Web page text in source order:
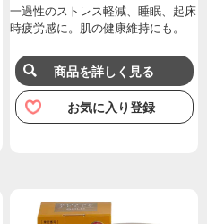
一過性のストレス軽減、睡眠、起床
時疲労感に。肌の健康維持にも。
商品を詳しく見る
お気に入り登録